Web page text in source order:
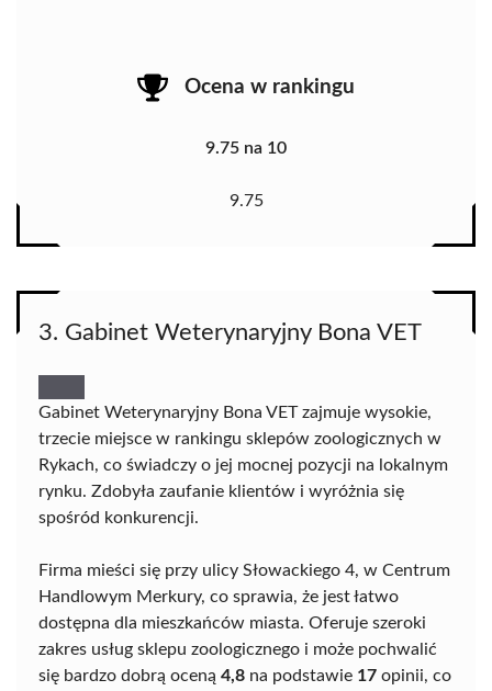
Ocena w rankingu
9.75 na 10
9.75
3. Gabinet Weterynaryjny Bona VET
Gabinet Weterynaryjny Bona VET zajmuje wysokie,
trzecie miejsce w rankingu sklepów zoologicznych w
Rykach, co świadczy o jej mocnej pozycji na lokalnym
rynku. Zdobyła zaufanie klientów i wyróżnia się
spośród konkurencji.
Firma mieści się przy ulicy Słowackiego 4, w Centrum
Handlowym Merkury, co sprawia, że jest łatwo
dostępna dla mieszkańców miasta. Oferuje szeroki
zakres usług sklepu zoologicznego i może pochwalić
się bardzo dobrą oceną 4,8 na podstawie 17 opinii, co